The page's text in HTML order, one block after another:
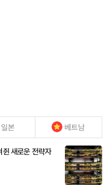
일본 베트남
새로운 전략자